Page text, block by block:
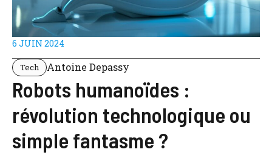
6 JUIN 2024
Tech Antoine Depassy
Robots humanoïdes :
révolution technologique ou
simple fantasme ?